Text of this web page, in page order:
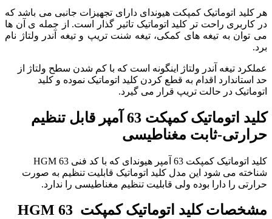
هر کلید اتوماتیک کمپکت هیوندای دارای تجهیزات جانبی می باشد که
در کاربری راحت تر کلید اتوماتیک تاثیر گذار است. از جمله ی آن ها
می توان به تیغه های کمکی، تیغه شنت تریپ و تیغه آندر ولتاژ نام
برد.
عملکرد تیغه آندر ولتاژ اینگونه است که با کم شدن سطح ولتاژ از
حد استاندارد اقدام به قطع کردن کلید اتوماتیک نموده و کلید
اتوماتیک در حالت تریپ قرار می گیرد.
کلید اتوماتیک کمپکت 63 آمپر قابل تنظیم
حرارتی-ثابت مغناطیسی
شناخته می شود این مدل کلید اتوماتیک قابلیت تنظیم به صورت
حرارتی را دارا بوده ولی قابلیت تنظیم مغناطیسی را ندارد.
مشخصات کلید اتوماتیک کمپکت